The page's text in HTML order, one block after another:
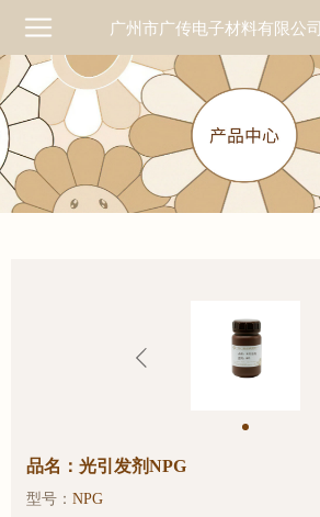
广州市广传电子材料有限公司
品名：光引发剂NPG
型号：NPG